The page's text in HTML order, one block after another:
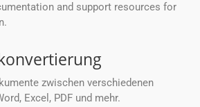
and support resources for
zwischen verschiedenen
Excel, PDF und mehr.